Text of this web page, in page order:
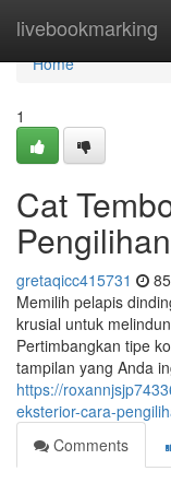
livebookmarking
Home
Home
1
Cat
gretaqicc415731
Memilih pelapis
krusial untuk
Pertimbangkan tipe
tampilan yang Anda
https://
eksterior-cara-
Comments